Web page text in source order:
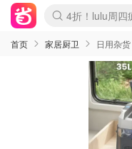
Boticinal 夏促
4折！lulu周四
还没结束！
Joybuy变相75
速领！Stanley
疑似霸哥！
Zalando 奥莱
Moncler反季
Coach
首页 家居厨卫 日用杂货